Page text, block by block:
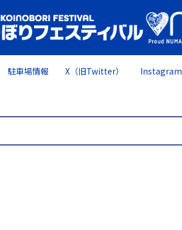
駐車場情報 X（旧Twitter） Instagram